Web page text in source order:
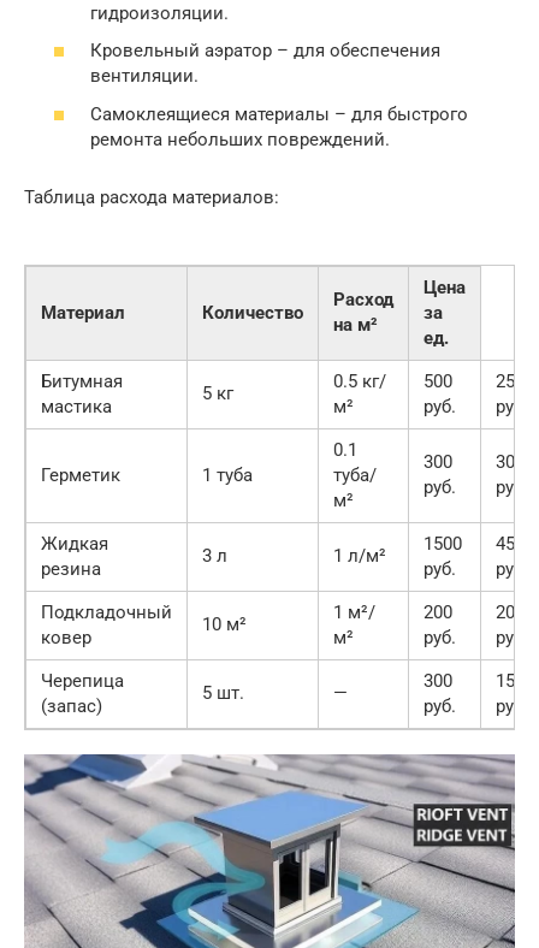
гидроизоляции.
Кровельный аэратор – для обеспечения
вентиляции.
Самоклеящиеся материалы – для быстрого
ремонта небольших повреждений.
Таблица расхода материалов:
Материал Количество
Расход
на м²
Цена
за
ед.
Битумная
мастика
5 кг
0.5 кг/
м²
500
руб.
2500
руб.
Герметик 1 туба
0.1
туба/
м²
300
руб.
300
руб.
Жидкая
резина
3 л 1 л/м²
1500
руб.
4500
руб.
Подкладочный
ковер
10 м²
1 м²/
м²
200
руб.
2000
руб.
Черепица
(запас)
5 шт. —
300
руб.
1500
руб.